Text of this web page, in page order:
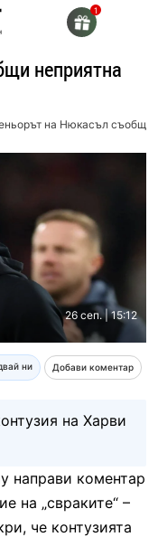
неприятна
на Нюкасъл съобщи
26 сеп. | 15:12
ни Добави коментар
на Харви
направи коментар
на „свраките“ –
че контузията